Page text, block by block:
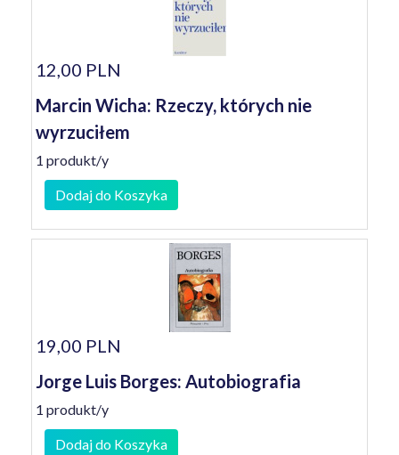
12,00 PLN
Marcin Wicha: Rzeczy, których nie
wyrzuciłem
1 produkt/y
Dodaj do Koszyka
19,00 PLN
Jorge Luis Borges: Autobiografia
1 produkt/y
Dodaj do Koszyka